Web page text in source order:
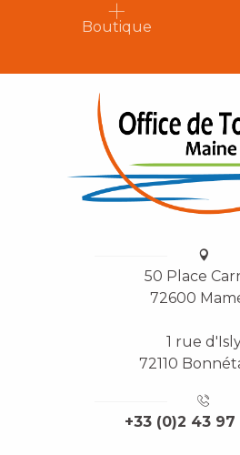
Boutique
50 Place
72600
1 rue
72110
+33 (0)2 43 97